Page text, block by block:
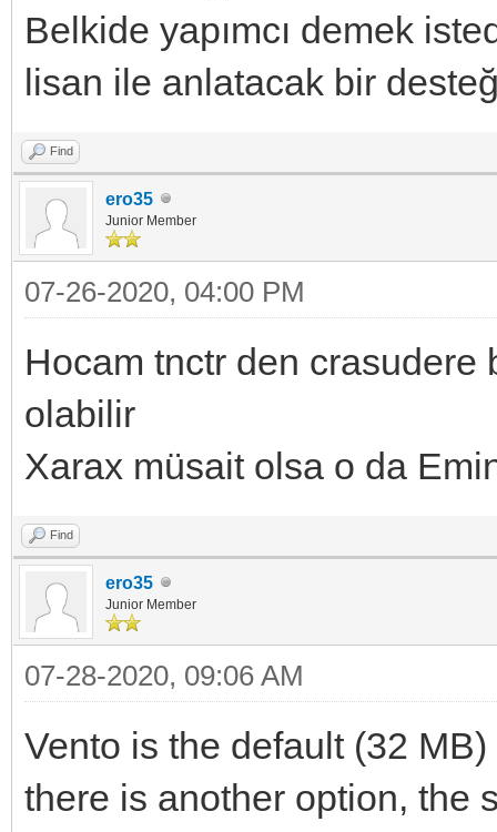
Belkide yapımcı demek
lisan ile anlatacak bir
Find
ero35
Junior Member
07-26-2020, 04:00 PM
Hocam tnctr den crasudere
olabilir
Xarax müsait olsa o da
Find
ero35
Junior Member
07-28-2020, 09:06 AM
Vento is the default (32
there is another option, the